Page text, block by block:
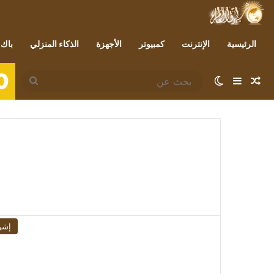
الرئيسية الإنترنت كمبيوتر الأجهزة الذكاء المنزلي
مقال عشوائي
إضافة عمود جانبي
الوضع المظلم
بحث
عن